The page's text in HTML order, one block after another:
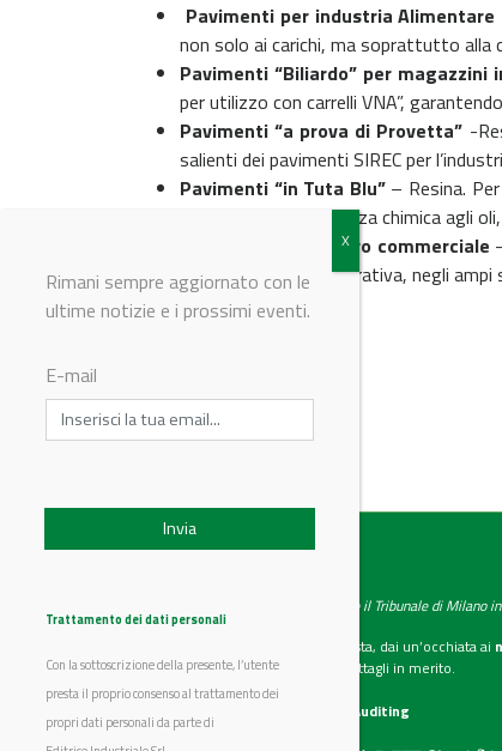
Pavimenti per industria Alimentare
non solo ai carichi, ma soprattutto alla
Pavimenti “Biliardo” per magazzini
per utilizzo con carrelli VNA”,
Pavimenti “a prova di Provetta” -
salienti dei pavimenti SIREC per
Pavimenti “in Tuta Blu”– Resina.
piccole aree e resistenza chimica
Pavimento per centro commerciale
la sua versatilità decorativa, negli ampi
Testata giornalistica registrata presso il Tribunale di Milano
Se vuoi diventare nostro inserzionista, dai un’occhiata ai
Scarica il mediakitper maggiori dettagli in merito.
CSST WebAuditing
Rimani sempre aggiornato con le
ultime notizie e i prossimi eventi.
E-mail
Trattamento dei dati personali
Con la sottoscrizione della presente, l’utente
presta il proprio consenso al trattamento dei
propri dati personali da parte di